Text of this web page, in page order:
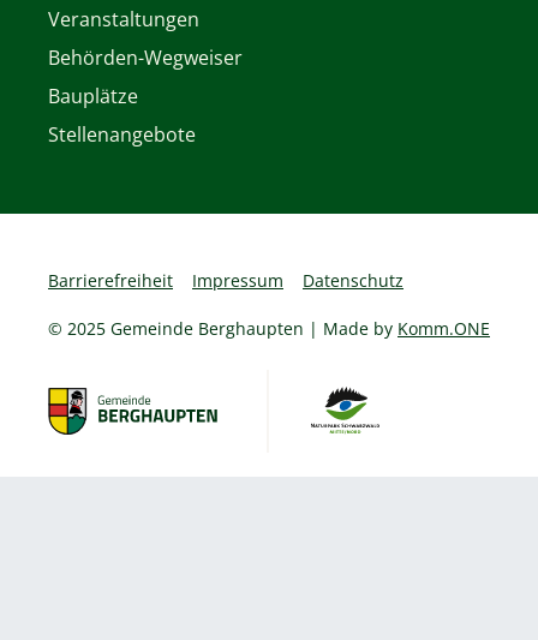
Veranstaltungen
Behörden-Wegweiser
Bauplätze
Stellenangebote
Barrierefreiheit Impressum Datenschutz
© 2025 Gemeinde Berghaupten | Made by Komm.ONE